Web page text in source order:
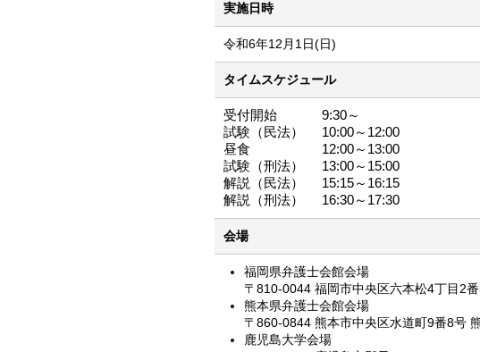
実施日時
令和6年12月1日(日)
タイムスケジュール
受付開始
9:30～
試験（民法）
10:00～12:00
昼食
12:00～13:00
試験（刑法）
13:00～15:00
解説（民法）
15:15～16:15
解説（刑法）
16:30～17:30
会場
福岡県弁護士会館会場
〒810-0044 福岡市中央区六本松4丁目2
熊本県弁護士会館会場
〒860-0844 熊本市中央区水道町9番8号
鹿児島大学会場